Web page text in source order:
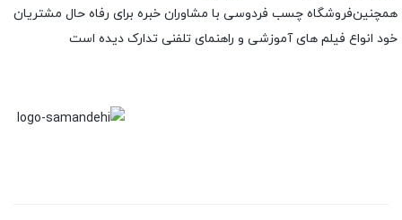
همچنین‌فروشگاه چسب فردوسی با مشاوران خبره برای رفاه حال مشتریان
خود انواع فیلم های آموزشی و راهنمای تلفنی تدارک دیده است